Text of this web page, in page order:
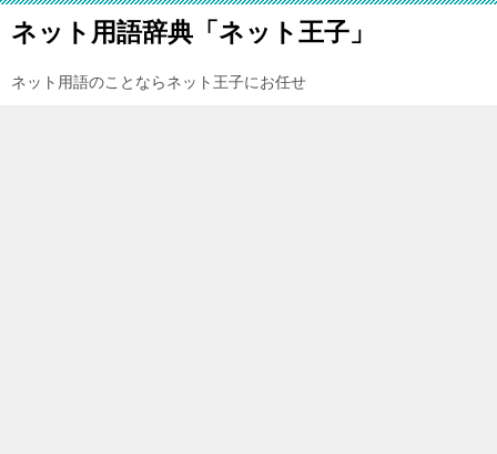
ネット用語辞典「ネット王子」
ネット用語のことならネット王子にお任せ